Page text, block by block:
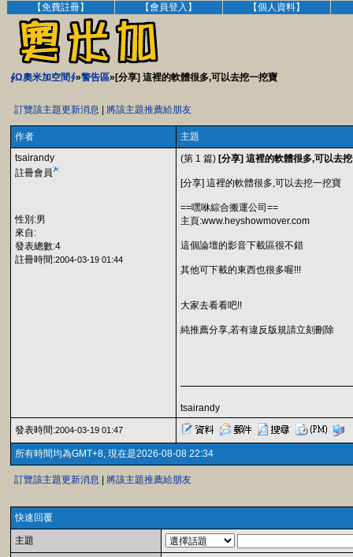
【免費註冊】 【會員登入】 【個人資料】
∮Ω奧米加空間∮»警告區»[分享] 這裡的軟體很多,可以去挖一挖寶
訂覽該主題更新消息 將該主題推薦給朋友
作者
主題
tsairandy
註冊會員
性別:男
來自:
發表總數:4
註冊時間:2004-03-19 01:44
(第 1 篇) [分享] 這裡的軟體很多,可以去
[分享] 這裡的軟體很多,可以去挖一挖寶
==嘿咻綜合搬運公司==
主頁:www.heyshowmover.com
這個論壇的影音下載區很不錯
其他可下載的東西也很多喔!!!
大家去看看吧!!
純推薦分享,若有違反版規請立刻刪除
tsairandy
發表時間:2004-03-19 01:47
所有時間均為GMT+8, 現在是2026-08-08 22:34
訂覽該主題更新消息 將該主題推薦給朋友
快速回覆
主題